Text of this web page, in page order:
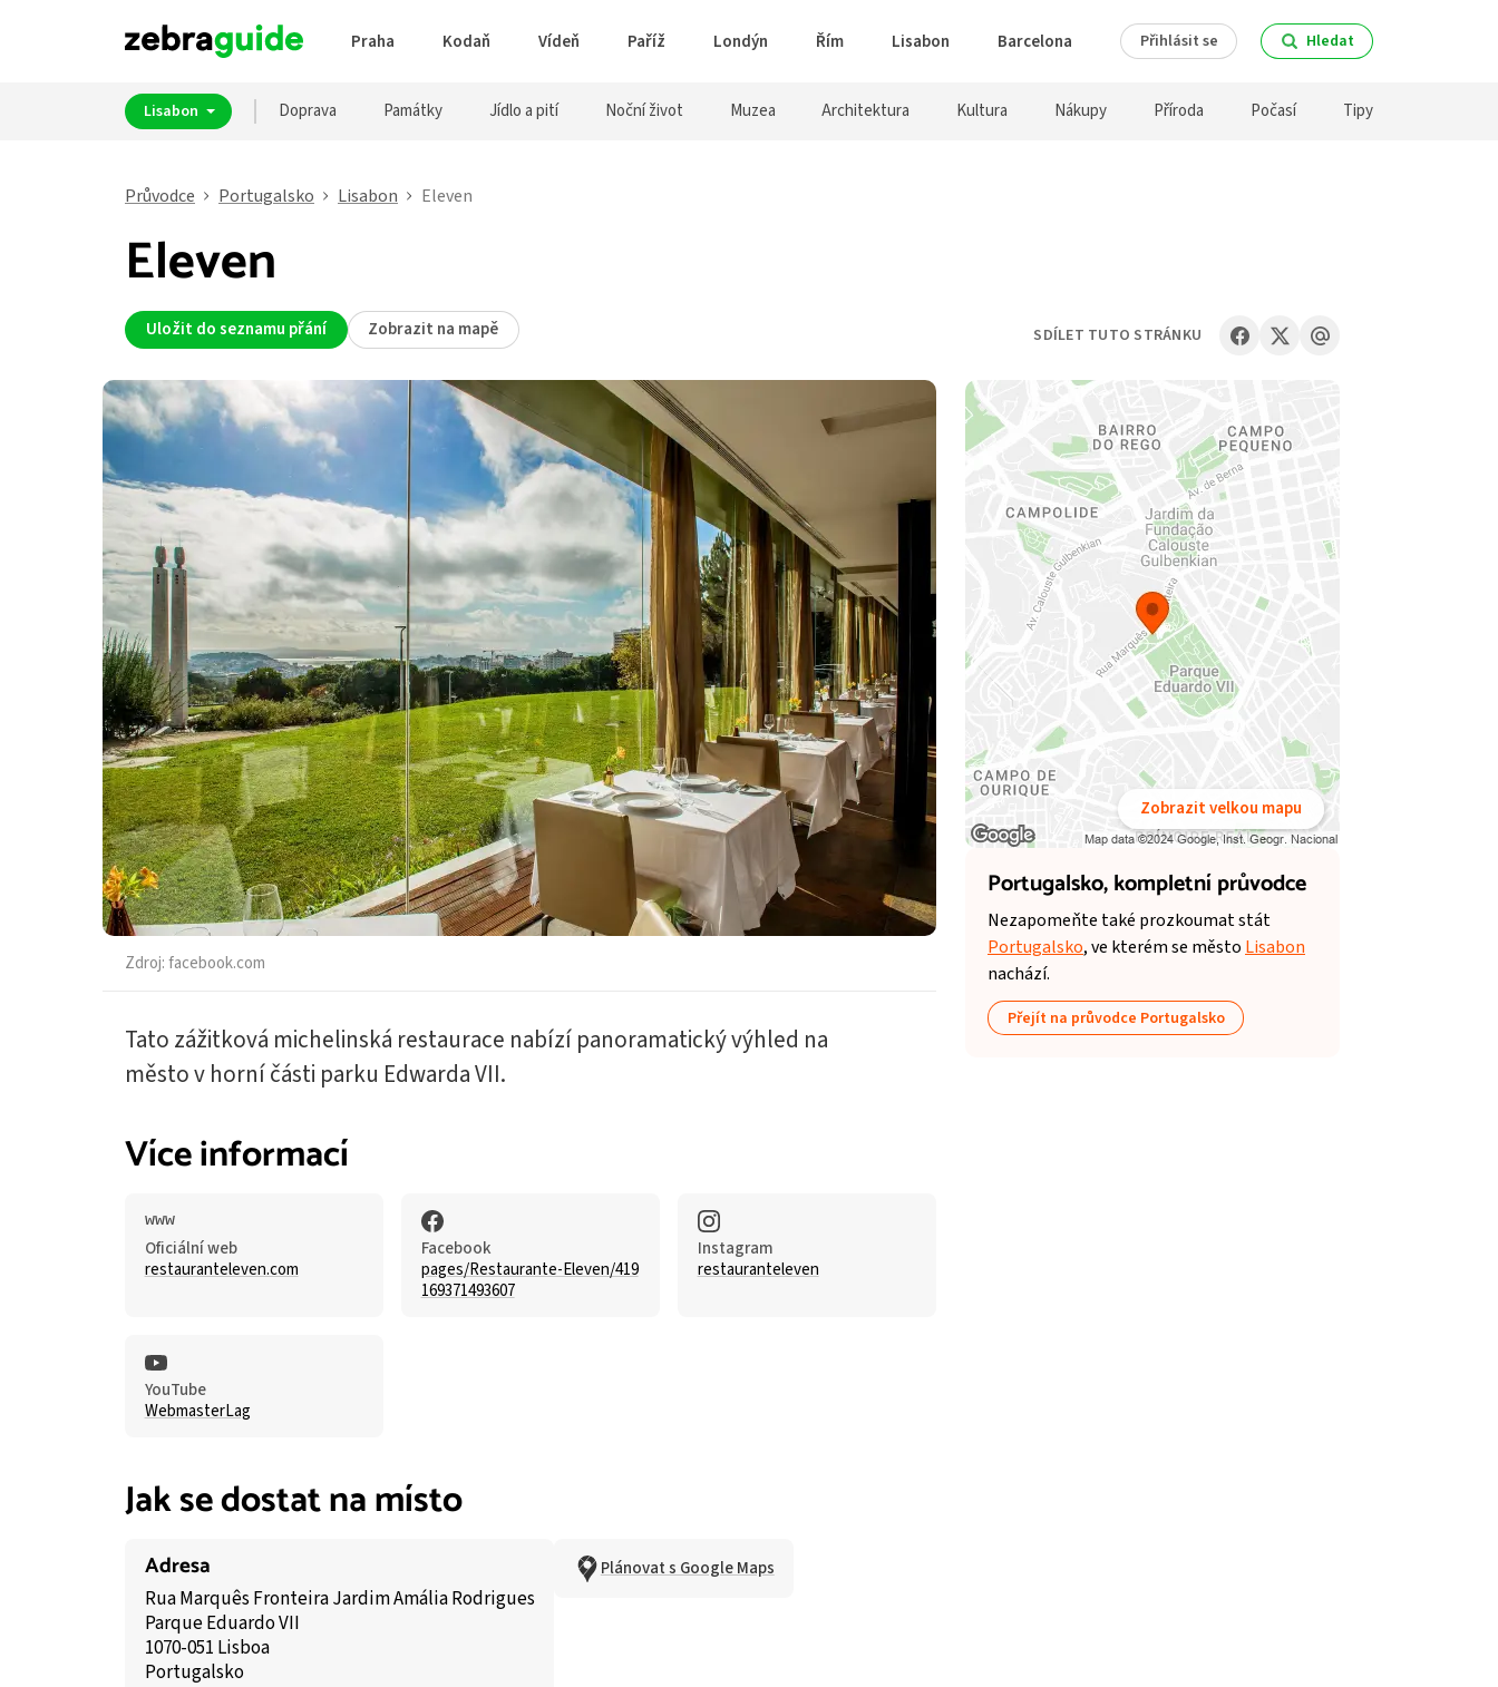
Praha Kodaň Vídeň Paříž Londýn Řím Lisabon Barcelona Přihlásit se Hledat
Lisabon Doprava Památky Jídlo a pití Noční život Muzea Architektura Kultura Nákupy Příroda Počasí Tipy
Průvodce Portugalsko Lisabon Eleven
Eleven
Uložit do seznamu přání Zobrazit na mapě
Zdroj:facebook.com
Tato zážitková michelinská restaurace nabízí panoramatický výhled na
město v horní části parku Edwarda VII.
Více informací
Oficiální web
restauranteleven.com
Facebook
pages/Restaurante-Eleven/419
169371493607
Instagram
restauranteleven
YouTube
WebmasterLag
Jak se dostat na místo
Adresa
Rua Marquês Fronteira Jardim Amália Rodrigues
Parque Eduardo VII
1070-051 Lisboa
Portugalsko
Plánovat s Google Maps
Zobrazit velkou mapu
Portugalsko,kompletní průvodce
Nezapomeňte také prozkoumat stát
Portugalsko, ve kterém se město Lisabon
nachází.
Přejít na průvodce Portugalsko
SDÍLET TUTO STRÁNKU